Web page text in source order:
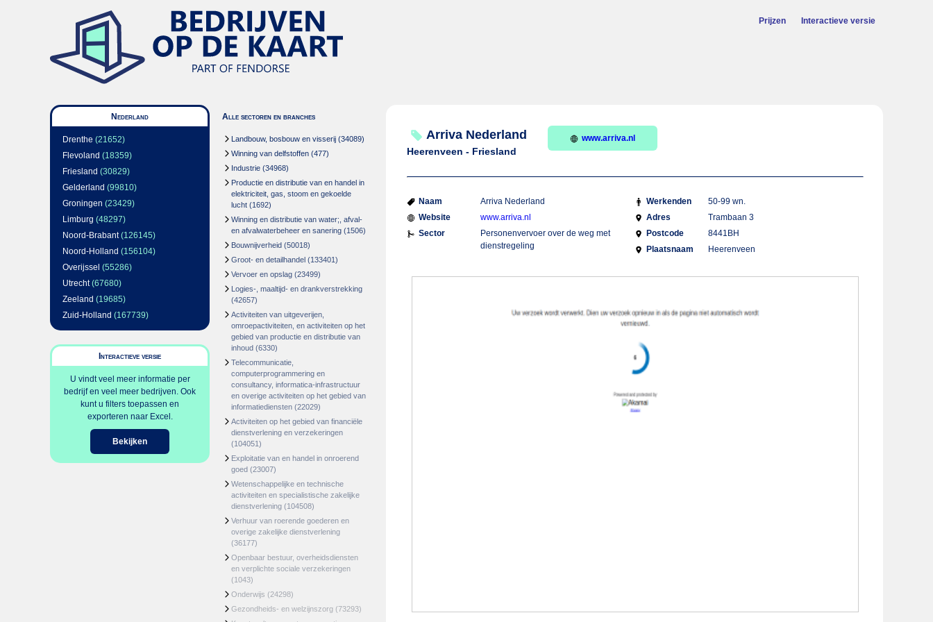
Prijzen Interactieve versie
Nederland
Drenthe (21652)
Flevoland (18359)
Friesland (30829)
Gelderland (99810)
Groningen (23429)
Limburg (48297)
Noord-Brabant(126145)
Noord-Holland (156104)
Overijssel (55286)
Utrecht(67680)
Zeeland (19685)
Zuid-Holland (167739)
Interactieve versie
U vindt veel meer informatie per
bedrijf en veel meer bedrijven. Ook
kunt u filters toepassen en
exporteren naar Excel.
Bekijken
Alle sectoren en branches
Landbouw, bosbouw en visserij (34089)
Winning van delfstoffen (477)
Industrie (34968)
Productie en distributie van en handel in
elektriciteit, gas, stoom en gekoelde
lucht (1692)
Winning en distributie van water;, afval-
en afvalwaterbeheer en sanering (1506)
Bouwnijverheid (50018)
Groot- en detailhandel (133401)
Vervoer en opslag (23499)
Logies-, maaltijd- en drankverstrekking
(42657)
Activiteiten van uitgeverijen,
omroepactiviteiten, en activiteiten op het
gebied van productie en distributie van
inhoud (6330)
Telecommunicatie,
computerprogrammering en
consultancy, informatica-infrastructuur
en overige activiteiten op het gebied van
informatiediensten (22029)
Activiteiten op het gebied van financiële
dienstverlening en verzekeringen
(104051)
Exploitatie van en handel in onroerend
goed (23007)
Wetenschappelijke en technische
activiteiten en specialistische zakelijke
dienstverlening (104508)
Verhuur van roerende goederen en
overige zakelijke dienstverlening
(36177)
Openbaar bestuur, overheidsdiensten
en verplichte sociale verzekeringen
(1043)
Onderwijs (24298)
Gezondheids- en welzijnszorg (73293)
Arriva Nederland
Heerenveen - Friesland
www.arriva.nl
Naam
Arriva Nederland
Website
www.arriva.nl
Sector
Personenvervoer over de weg met
dienstregeling
Werkenden
50-99 wn.
Adres
Trambaan 3
Postcode
8441BH
Plaatsnaam
Heerenveen